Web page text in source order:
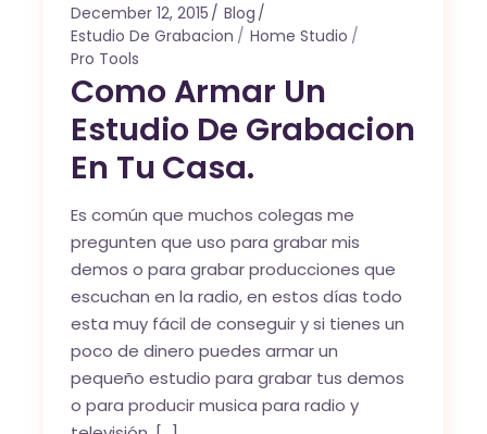
December 12, 2015
Blog
Estudio De Grabacion
Home Studio
Pro Tools
Como Armar Un
Estudio De Grabacion
En Tu Casa.
Es común que muchos colegas me
pregunten que uso para grabar mis
demos o para grabar producciones que
escuchan en la radio, en estos días todo
esta muy fácil de conseguir y si tienes un
poco de dinero puedes armar un
pequeño estudio para grabar tus demos
o para producir musica para radio y